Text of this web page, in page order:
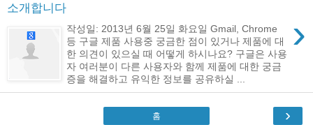
소개합니다
›
작성일: 2013년 6월 25일 화요일 Gmail, Chrome
등 구글 제품 사용중 궁금한 점이 있거나 제품에 대
한 의견이 있으실 때 어떻게 하시나요? 구글은 사용
자 여러분이 다른 사용자와 함께 제품에 대한 궁금
증을 해결하고 유익한 정보를 공유하실 ...
›
홈